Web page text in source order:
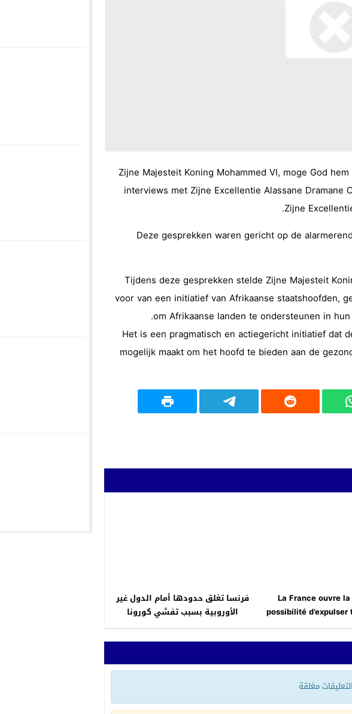
Zijne Majesteit Koning Mohammed VI, moge God
interviews met Zijne Excellentie Alassane Dramane
Zijne
Deze gesprekken waren gericht op de
Tijdens deze gesprekken stelde Zijne Majesteit
voor van een initiatief van Afrikaanse staatshoofden,
om Afrikaanse landen te ondersteunen in
Het is een pragmatisch en actiegericht initiatief dat
mogelijk maakt om het hoofd te bieden aan de
La France ouvre
possibilité
فرنسا تغلق حدودها أمام الدول غير
الأوروبية بسبب تفشي كورونا
مغلقة